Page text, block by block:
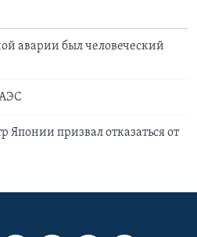
аварии был человеческий
призвал отказаться от